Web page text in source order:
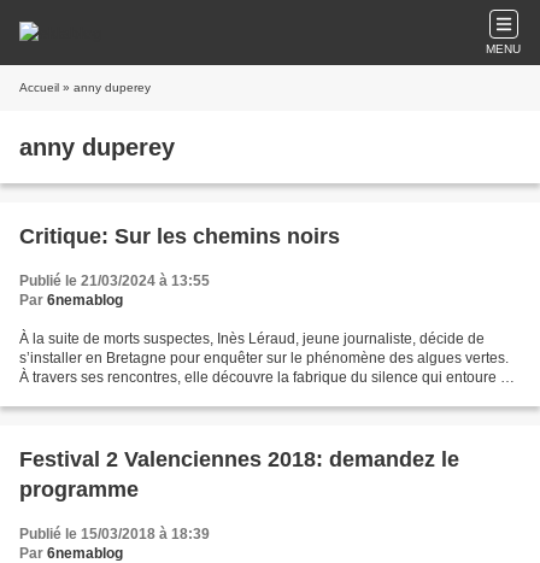
MENU
Accueil » anny duperey
anny duperey
Critique: Sur les chemins noirs
Publié le 21/03/2024 à 13:55
Par 6nemablog
À la suite de morts suspectes, Inès Léraud, jeune journaliste, décide de
s’installer en Bretagne pour enquêter sur le phénomène des algues vertes.
À travers ses rencontres, elle découvre la fabrique du silence qui entoure ce
Festival 2 Valenciennes 2018: demandez le
programme
Publié le 15/03/2018 à 18:39
Par 6nemablog